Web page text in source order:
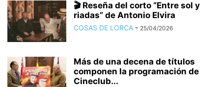
🎬 Reseña del corto “Entre sol y
riadas” de Antonio Elvira
COSAS DE LORCA - 25/04/2026
Más de una decena de títulos
componen la programación de
Cineclub...